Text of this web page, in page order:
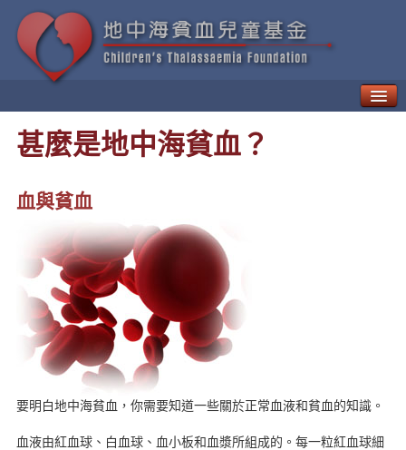
如何治療「地貧」
新一代療法
病人日常生活需知
地中海貧血的遺傳與預防
地中海貧血兒童基金
地中海貧血教育及輔導中心
貧友資訊
最新動向
地貧資訊
地貧活動
表格下載
新聞資訊
甚麼是地中海貧血？
血與貧血
要明白地中海貧血，你需要知道一些關於正常血液和貧血的知識。
血液由紅血球、白血球、血小板和血漿所組成的。每一粒紅血球細